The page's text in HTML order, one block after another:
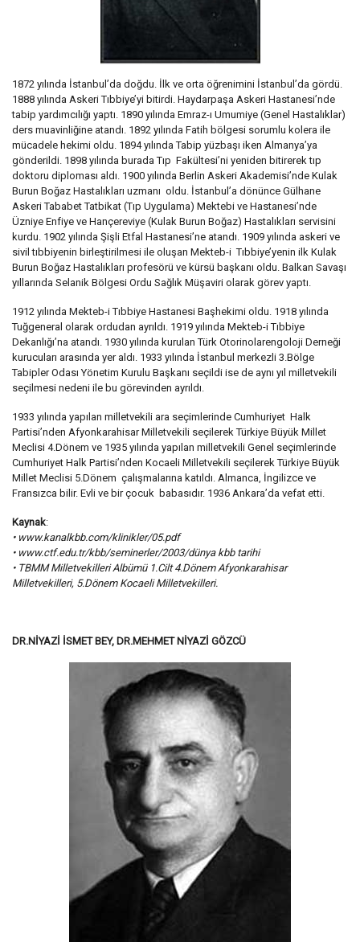
1872 yılında İstanbul’da doğdu. İlk ve orta öğrenimini İstanbul’da gördü.
1888 yılında Askeri Tıbbiye’yi bitirdi. Haydarpaşa Askeri Hastanesi’nde
tabip yardımcılığı yaptı. 1890 yılında Emraz-ı Umumiye (Genel Hastalıklar)
ders muavinliğine atandı. 1892 yılında Fatih bölgesi sorumlu kolera ile
mücadele hekimi oldu. 1894 yılında Tabip yüzbaşı iken Almanya’ya
gönderildi. 1898 yılında burada Tıp Fakültesi’ni yeniden bitirerek tıp
doktoru diploması aldı. 1900 yılında Berlin Askeri Akademisi’nde Kulak
Burun Boğaz Hastalıkları uzmanı oldu. İstanbul’a dönünce Gülhane
Askeri Tababet Tatbikat (Tıp Uygulama) Mektebi ve Hastanesi’nde
Üzniye Enfiye ve Hançereviye (Kulak Burun Boğaz) Hastalıkları servisini
kurdu. 1902 yılında Şişli Etfal Hastanesi’ne atandı. 1909 yılında askeri ve
sivil tıbbiyenin birleştirilmesi ile oluşan Mekteb-i Tıbbiye’yenin ilk Kulak
Burun Boğaz Hastalıkları profesörü ve kürsü başkanı oldu. Balkan Savaşı
yıllarında Selanik Bölgesi Ordu Sağlık Müşaviri olarak görev yaptı.
1912 yılında Mekteb-i Tıbbiye Hastanesi Başhekimi oldu. 1918 yılında
Tuğgeneral olarak ordudan ayrıldı. 1919 yılında Mekteb-i Tıbbiye
Dekanlığı’na atandı. 1930 yılında kurulan Türk Otorinolarengoloji Derneği
kurucuları arasında yer aldı. 1933 yılında İstanbul merkezli 3.Bölge
Tabipler Odası Yönetim Kurulu Başkanı seçildi ise de aynı yıl milletvekili
seçilmesi nedeni ile bu görevinden ayrıldı.
1933 yılında yapılan milletvekili ara seçimlerinde Cumhuriyet Halk
Partisi’nden Afyonkarahisar Milletvekili seçilerek Türkiye Büyük Millet
Meclisi 4.Dönem ve 1935 yılında yapılan milletvekili Genel seçimlerinde
Cumhuriyet Halk Partisi’nden Kocaeli Milletvekili seçilerek Türkiye Büyük
Millet Meclisi 5.Dönem çalışmalarına katıldı. Almanca, İngilizce ve
Fransızca bilir. Evli ve bir çocuk babasıdır. 1936 Ankara’da vefat etti.
Kaynak:
• www.kanalkbb.com/klinikler/05.pdf
• www.ctf.edu.tr/kbb/seminerler/2003/dünya kbb tarihi
• TBMM Milletvekilleri Albümü 1.Cilt 4.Dönem Afyonkarahisar
Milletvekilleri, 5.Dönem Kocaeli Milletvekilleri.
DR.NİYAZİ İSMET BEY, DR.MEHMET NİYAZİ GÖZCÜ